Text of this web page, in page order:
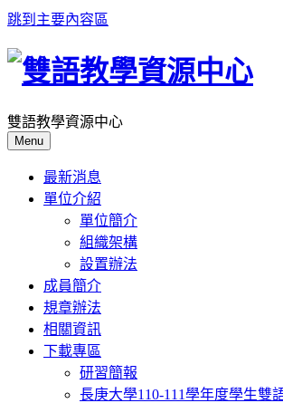
跳到主要內容區
雙語教學資源中心
Menu
最新消息
單位介紹
單位簡介
組織架構
設置辦法
成員簡介
規章辦法
相關資訊
下載專區
研習簡報
長庚大學110-111學年度學生雙